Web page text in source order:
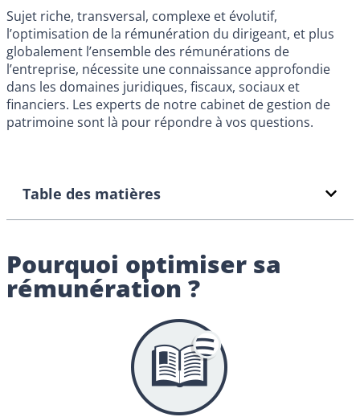
Sujet riche, transversal, complexe et évolutif,
l’optimisation de la rémunération du dirigeant, et plus
globalement l’ensemble des rémunérations de
l’entreprise, nécessite une connaissance approfondie
dans les domaines juridiques, fiscaux, sociaux et
financiers. Les experts de notre cabinet de gestion de
patrimoinesont là pour répondre à vos questions.
Table des matières
Pourquoi optimiser sa
rémunération ?